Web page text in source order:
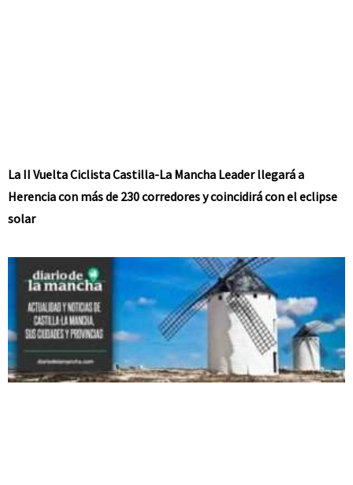
La II Vuelta Ciclista Castilla-La Mancha Leader llegará a
Herencia con más de 230 corredores y coincidirá con el eclipse
solar